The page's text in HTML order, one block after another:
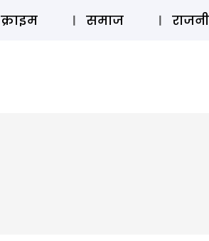
ऑडियो स्टोरी लॉग इन ⚲
क्राइम समाज